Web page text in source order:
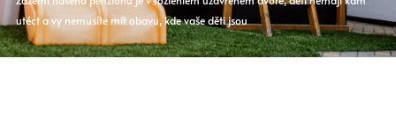
utéct a vy nemusíte mít obavu, kde vaše děti jsou